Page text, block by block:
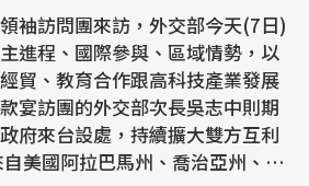
袖訪問團來訪，外交部今天(7日)
進程、國際參與、區域情勢，以
貿、教育合作跟高科技產業發展
宴訪團的外交部次長吳志中則期
府來台設處，持續擴大雙方互利